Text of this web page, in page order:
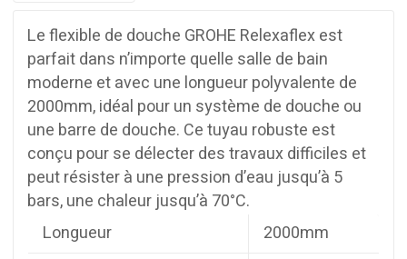
Le flexible de douche GROHE Relexaflex est
parfait dans n’importe quelle salle de bain
moderne et avec une longueur polyvalente de
2000mm, idéal pour un système de douche ou
une barre de douche. Ce tuyau robuste est
conçu pour se délecter des travaux difficiles et
peut résister à une pression d’eau jusqu’à 5
bars, une chaleur jusqu’à 70°C.
Longueur
2000mm